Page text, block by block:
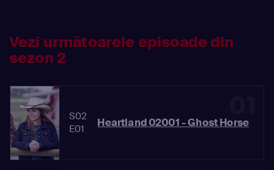
Vezi următoarele episoade din
sezon 2
S02
E01
Heartland 02001 - Ghost Horse